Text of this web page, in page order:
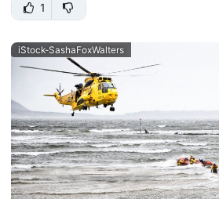
1
iStock-SashaFoxWalters